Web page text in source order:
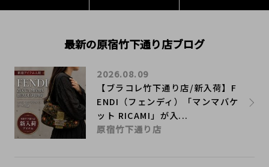
最新の原宿竹下通り店ブログ
【ブラコレ竹下通り店/新入荷】F
ENDI（フェンディ）「マンマバケ
ット RICAMI」が入...
2026.08.09
原宿竹下通り店